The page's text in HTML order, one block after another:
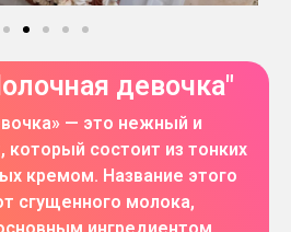
девочка"
— это нежный и
состоит из тонких
кремом. Название этого
сгущенного молока,
ингредиентом